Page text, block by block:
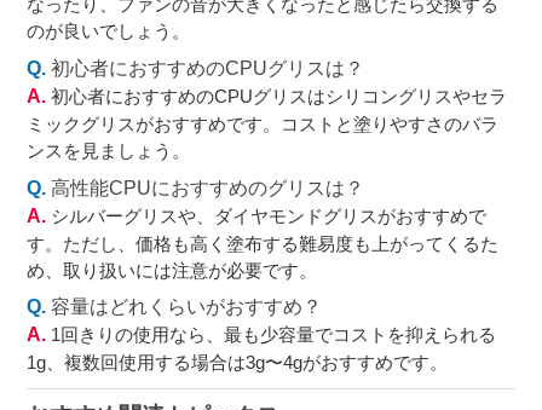
なったり、ファンの音が大きくなったと感じたら交換する
のが良いでしょう。
初心者におすすめのCPUグリスは？
初心者におすすめのCPUグリスはシリコングリスやセラ
ミックグリスがおすすめです。コストと塗りやすさのバラ
ンスを見ましょう。
高性能CPUにおすすめのグリスは？
シルバーグリスや、ダイヤモンドグリスがおすすめで
す。ただし、価格も高く塗布する難易度も上がってくるた
め、取り扱いには注意が必要です。
容量はどれくらいがおすすめ？
1回きりの使用なら、最も少容量でコストを抑えられる
1g、複数回使用する場合は3g〜4gがおすすめです。